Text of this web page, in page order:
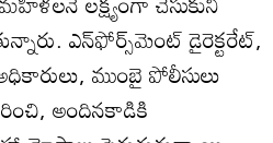
ఎన్‌ఫోర్స్‌మెంట్‌ డైరెక్టరేట్‌,
ముంబై పోలీసులు
అందినకాడికి